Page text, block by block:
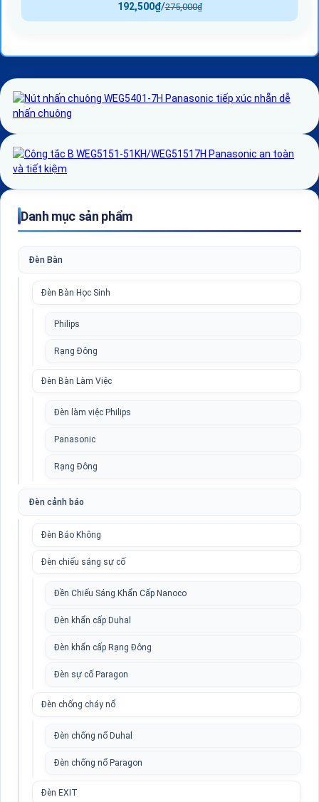
275,000₫
/
192,500₫
Danh mục sản phẩm
Đèn Bàn
Đèn Bàn Học Sinh
Philips
Rạng Đông
Đèn Bàn Làm Việc
Đèn làm việc Philips
Panasonic
Rạng Đông
Đèn cảnh báo
Đèn Báo Không
Đèn chiếu sáng sự cố
Đền Chiếu Sáng Khẩn Cấp Nanoco
Đèn khẩn cấp Duhal
Đèn khẩn cấp Rạng Đông
Đèn sự cố Paragon
Đèn chống cháy nổ
Đèn chống nổ Duhal
Đèn chống nổ Paragon
Đèn EXIT